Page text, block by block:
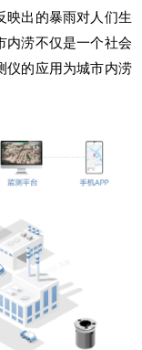
映出的暴雨对人们生
内涝不仅是一个社会
仪的应用为城市内涝